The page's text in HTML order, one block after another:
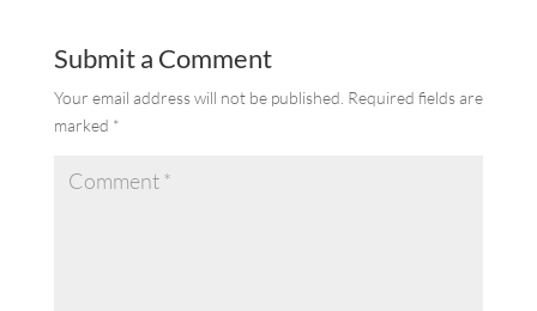
Submit a Comment
Your email address will not be published. Required fields are
marked *